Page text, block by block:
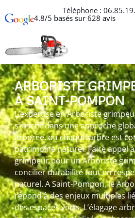
Téléphone :
4.8/5 basés sur 628 avis
ARBORISTE
À SAINT-POMPON
L’expertise en Arboriste
s’inscrit dans une approche
arborée, où chaque arbre est
patrimoine naturel. Faire appel
grimpeur pour un Arboriste
concilier durabilité tout en
naturel. A Saint-Pompon, le
répond à des enjeux multiples
des espaces verts. L’élagage